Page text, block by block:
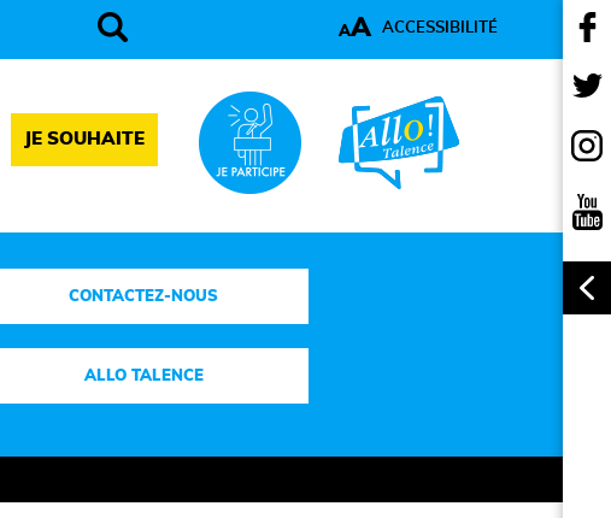
AA ACCESSIBILITÉ
JE SOUHAITE
CONTACTEZ-NOUS
ALLO TALENCE